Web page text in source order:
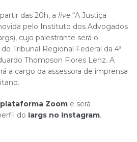
das 20h, a live “A Justiça
pelo Instituto dos Advogados
cujo palestrante será o
Tribunal Regional Federal da 4ª
Thompson Flores Lenz. A
a cargo da assessora de imprensa
plataforma Zoom e será
do Iargs no Instagram.